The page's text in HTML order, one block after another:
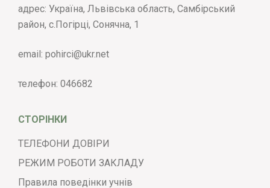
адрес: Україна, Львівська область, Самбірський
район, с.Погірці, Сонячна, 1
email: pohirci@ukr.net
телефон: 046682
СТОРІНКИ
ТЕЛЕФОНИ ДОВІРИ
РЕЖИМ РОБОТИ ЗАКЛАДУ
Правила поведінки учнів